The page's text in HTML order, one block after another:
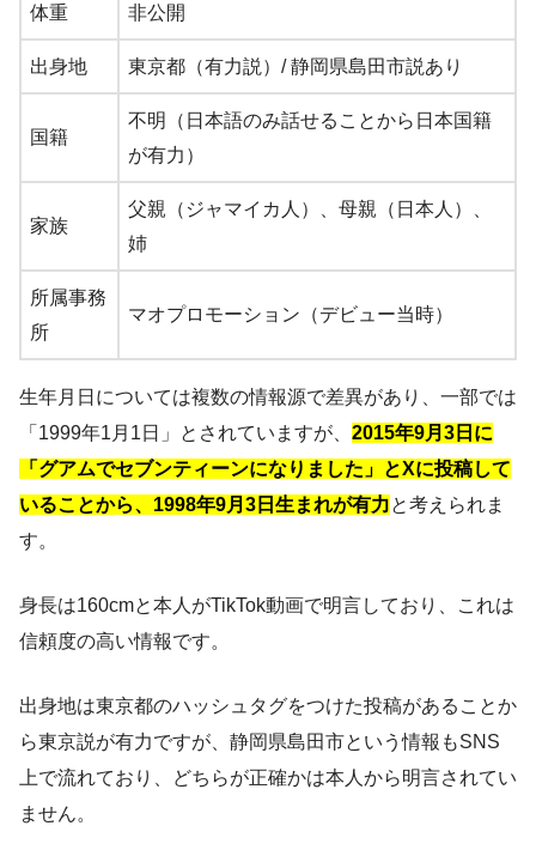
体重 非公開
出身地 東京都（有力説）/ 静岡県島田市説あり
国籍
不明（日本語のみ話せることから日本国籍
が有力）
家族
父親（ジャマイカ人）、母親（日本人）、
姉
所属事務
所
マオプロモーション（デビュー当時）
生年月日については複数の情報源で差異があり、一部では
「1999年1月1日」とされていますが、 2015年9月3日に
「グアムでセブンティーンになりました」とXに投稿して
いることから、1998年9月3日生まれが有力と考えられま
す。
身長は160cmと本人がTikTok動画で明言しており、これは
信頼度の高い情報です。
出身地は東京都のハッシュタグをつけた投稿があることか
ら東京説が有力ですが、静岡県島田市という情報もSNS
上で流れており、どちらが正確かは本人から明言されてい
ません。